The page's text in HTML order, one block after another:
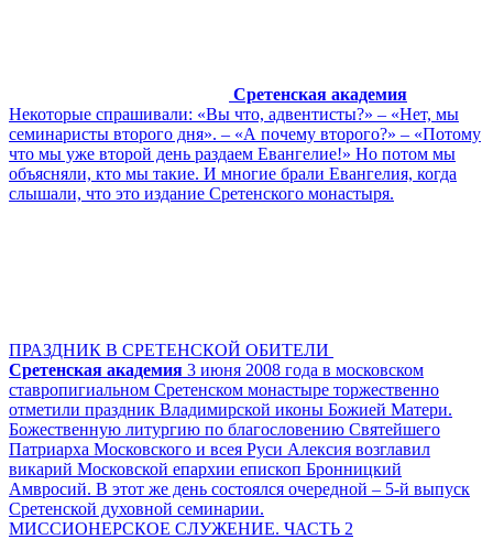
Сретенская академия
Некоторые спрашивали: «Вы что, адвентисты?» – «Нет, мы
семинаристы второго дня». – «А почему второго?» – «Потому
что мы уже второй день раздаем Евангелие!» Но потом мы
объясняли, кто мы такие. И многие брали Евангелия, когда
слышали, что это издание Сретенского монастыря.
ПРАЗДНИК В СРЕТЕНСКОЙ ОБИТЕЛИ
Сретенская академия 3 июня 2008 года в московском
ставропигиальном Сретенском монастыре торжественно
отметили праздник Владимирской иконы Божией Матери.
Божественную литургию по благословению Святейшего
Патриарха Московского и всея Руси Алексия возглавил
викарий Московской епархии епископ Бронницкий
Амвросий. В этот же день состоялся очередной – 5-й выпуск
Сретенской духовной семинарии.
МИССИОНЕРСКОЕ СЛУЖЕНИЕ. ЧАСТЬ 2